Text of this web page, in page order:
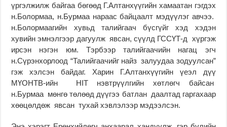
үргэлжилж байгаа бөгөөд Г.Алтанхүүгийн хамаатан гэгдэх
н.Болормаа, н.Бурмаа нараас байцаалт мэдүүлэг авчээ.
н.Болормаагийн хувьд талийгаач бүсгүйг хэд хэдэн
хувийн эмнэлгээр дагуулж явсан, сүүлд ГССҮТ-д хүргэж
ирсэн нэгэн юм. Тэрбээр талийгаачийн нагац эгч
н.Сүрэнхорлоод “Талийгаачийг найз залуудаа зодуулсан”
гэж хэлсэн байдаг. Харин Г.Алтанхүүгийн үеэл дүү
МҮОНТВ-ийн HIT нэвтрүүлгийн хөтлөгч байсан
н.Бурмаа мөнгө төлөөд дүүгээ батлан даалтад гаргахаар
хөөцөлдөж явсан тухай хэвлэлээр мэдээлсэн.